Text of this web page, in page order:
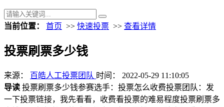
当前位置： 首页 >> 快速投票 >> 查看详情
投票刷票多少钱
来源： 百皓人工投票团队 时间： 2022-05-29 11:10:05
导读 投票刷票多少钱参赛选手：投票怎么收费投票团队：发
一下投票链接，我先看看，收费看投票的难易程度投票刷票多